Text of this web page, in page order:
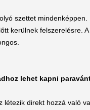
szettet
kerülnek felszerelésre.
lehet kapni
létezik direkt hozzá való